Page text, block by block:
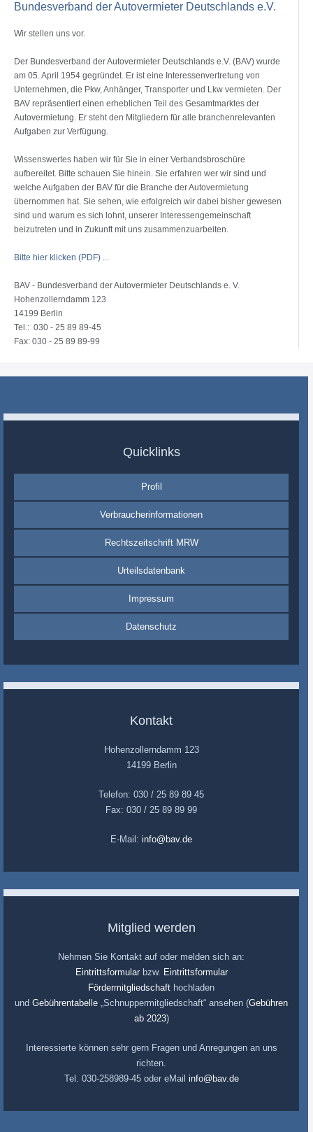
Bundesverband der Autovermieter Deutschlands e.V.
Wir stellen uns vor.
Der Bundesverband der Autovermieter Deutschlands e.V. (BAV) wurde
am 05. April 1954 gegründet. Er ist eine Interessenvertretung von
Unternehmen, die Pkw, Anhänger, Transporter und Lkw vermieten. Der
BAV repräsentiert einen erheblichen Teil des Gesamtmarktes der
Autovermietung. Er steht den Mitgliedern für alle branchenrelevanten
Aufgaben zur Verfügung.
Wissenswertes haben wir für Sie in einer Verbandsbroschüre
aufbereitet. Bitte schauen Sie hinein. Sie erfahren wer wir sind und
welche Aufgaben der BAV für die Branche der Autovermietung
übernommen hat. Sie sehen, wie erfolgreich wir dabei bisher gewesen
sind und warum es sich lohnt, unserer Interessengemeinschaft
beizutreten und in Zukunft mit uns zusammenzuarbeiten.
Bitte hier klicken (PDF) ...
BAV - Bundesverband der Autovermieter Deutschlands e. V.
Hohenzollerndamm 123
14199 Berlin
Tel.: 030 - 25 89 89-45
Fax: 030 - 25 89 89-99
Quicklinks
Profil
Verbraucherinformationen
Rechtszeitschrift MRW
Urteilsdatenbank
Impressum
Datenschutz
Kontakt
Hohenzollerndamm 123
14199 Berlin
Telefon: 030 / 25 89 89 45
Fax: 030 / 25 89 89 99
E-Mail: info@bav.de
Mitglied werden
Nehmen Sie Kontakt auf oder melden sich an:
Eintrittsformularbzw. Eintrittsformular
Fördermitgliedschaft hochladen
und Gebührentabelle „Schnuppermitgliedschaft“ ansehen (Gebühren
ab 2023)
Interessierte können sehr gern Fragen und Anregungen an uns
richten.
Tel. 030-258989-45 oder eMail info@bav.de